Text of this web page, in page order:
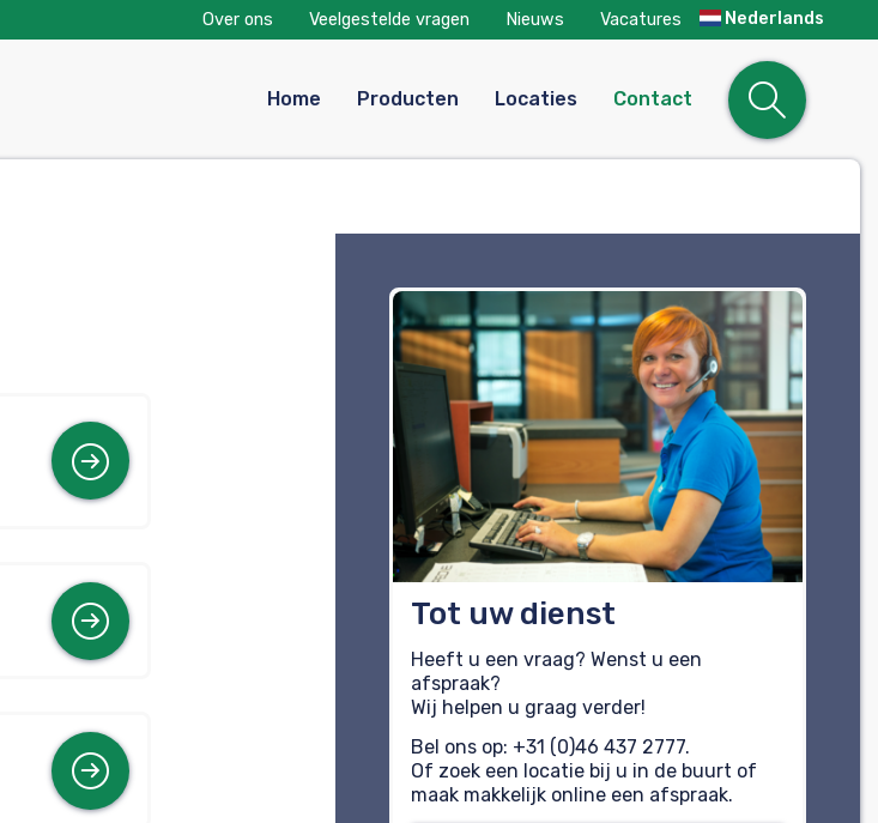
Over ons Veelgestelde vragen Nieuws Vacatures Nederlands
Home Producten Locaties Contact
Meer info
Meer info
Meer info
Tot uw dienst
Heeft u een vraag? Wenst u een
afspraak?
Wij helpen u graag verder!
Bel ons op: +31 (0)46 437 2777.
Of zoek een locatie bij u in de buurt of
maak makkelijk online een afspraak.